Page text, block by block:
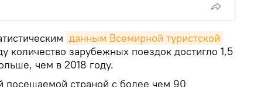
данным Всемирной туристской
количество зарубежных поездок достигло 1,5
чем в 2018 году.
посещаемой страной с более чем 90